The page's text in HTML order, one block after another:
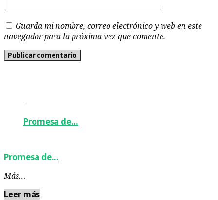
Guarda mi nombre, correo electrónico y web en este
navegador para la próxima vez que comente.
-
Promesa de…
Promesa de…
Más…
Leer más